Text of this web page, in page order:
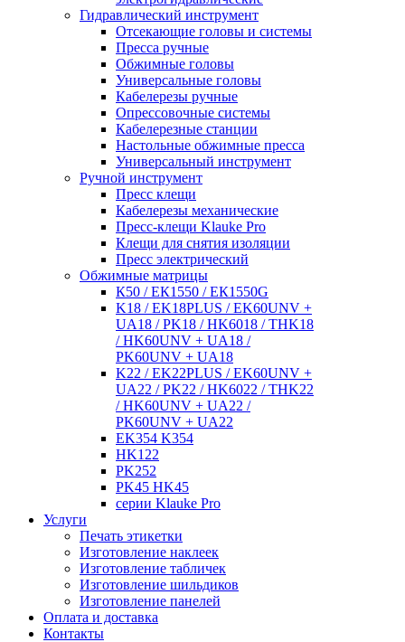
Гидравлический инструмент
Отсекающие головы и системы
Пресса ручные
Обжимные головы
Универсальные головы
Кабелерезы ручные
Опрессовочные системы
Кабелерезные станции
Настольные обжимные пресса
Универсальный инструмент
Ручной инструмент
Пресс клещи
Кабелерезы механические
Пресс-клещи Klauke Pro
Клещи для снятия изоляции
Пресс электрический
Обжимные матрицы
К50 / ЕК1550 / ЕК1550G
K18 / EK18PLUS / EK60UNV +
UA18 / PK18 / HK6018 / THK18
/ HK60UNV + UA18 /
PK60UNV + UA18
K22 / EK22PLUS / EK60UNV +
UA22 / PK22 / HK6022 / THK22
/ HK60UNV + UA22 /
PK60UNV + UA22
EK354 K354
HK122
PK252
PK45 HK45
серии Klauke Pro
Услуги
Печать этикетки
Изготовление наклеек
Изготовление табличек
Изготовление шильдиков
Изготовление панелей
Оплата и доставка
Контакты